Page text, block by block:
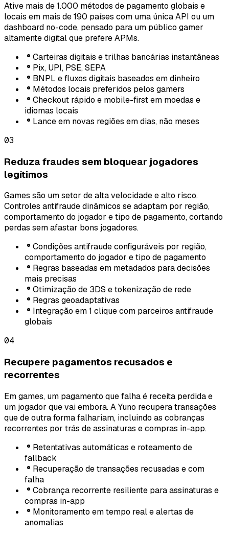
Ative mais de 1.000 métodos de pagamento globais e
locais em mais de 190 países com uma única API ou um
dashboard no-code, pensado para um público gamer
altamente digital que prefere APMs.
Carteiras digitais e trilhas bancárias instantâneas
Pix, UPI, PSE, SEPA
BNPL e fluxos digitais baseados em dinheiro
Métodos locais preferidos pelos gamers
Checkout rápido e mobile-first em moedas e
idiomas locais
Lance em novas regiões em dias, não meses
03
Reduza fraudes sem bloquear jogadores
legítimos
Games são um setor de alta velocidade e alto risco.
Controles antifraude dinâmicos se adaptam por região,
comportamento do jogador e tipo de pagamento, cortando
perdas sem afastar bons jogadores.
Condições antifraude configuráveis por região,
comportamento do jogador e tipo de pagamento
Regras baseadas em metadados para decisões
mais precisas
Otimização de 3DS e tokenização de rede
Regras geoadaptativas
Integração em 1 clique com parceiros antifraude
globais
04
Recupere pagamentos recusados e
recorrentes
Em games, um pagamento que falha é receita perdida e
um jogador que vai embora. A Yuno recupera transações
que de outra forma falhariam, incluindo as cobranças
recorrentes por trás de assinaturas e compras in-app.
Retentativas automáticas e roteamento de
fallback
Recuperação de transações recusadas e com
falha
Cobrança recorrente resiliente para assinaturas e
compras in-app
Monitoramento em tempo real e alertas de
anomalias